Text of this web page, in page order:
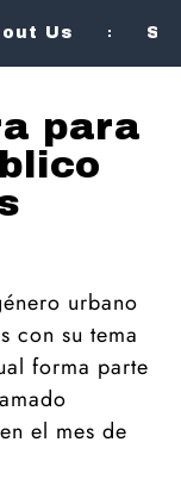
Us
para
urbano
con su tema
forma parte
el mes de